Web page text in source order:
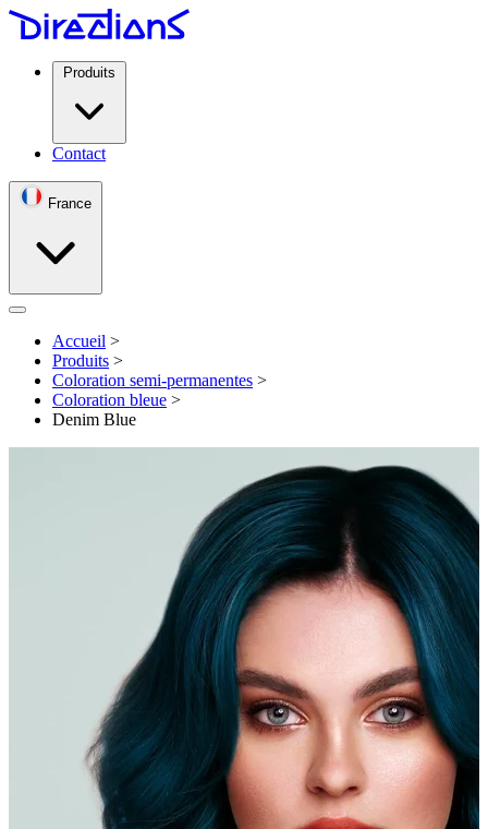
Produits
Contact
France
Open menu
Accueil >
Produits >
Coloration semi-permanentes >
Coloration bleue >
Denim Blue